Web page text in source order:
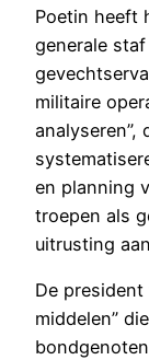
Poetin heeft
generale
militaire
analyseren”,
en planning
troepen als
uitrusting
De president
middelen”